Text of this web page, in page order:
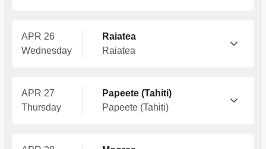
APR 26
Wednesday
Raiatea
Raiatea
APR 27
Thursday
Papeete (Tahiti)
Papeete (Tahiti)